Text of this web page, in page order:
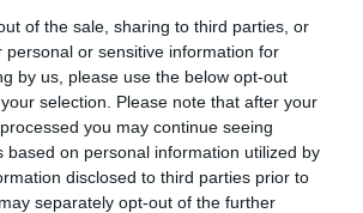
of the sale, sharing to third parties, or
personal or sensitive information for
by us, please use the below opt-out
selection. Please note that after your
you may continue seeing
based on personal information utilized by
disclosed to third parties prior to
separately opt-out of the further
un kādēļ tā ir tik bīstama?